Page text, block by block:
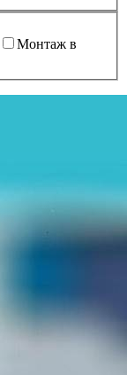
Монтаж в